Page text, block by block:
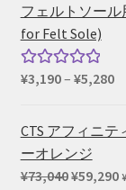
フェルトソール
for Felt Sole)
5段階中
¥3,190– ¥5,280価
–
CTS アフィニテ
ーオレンジ
¥73,040元
¥59,290 ¥